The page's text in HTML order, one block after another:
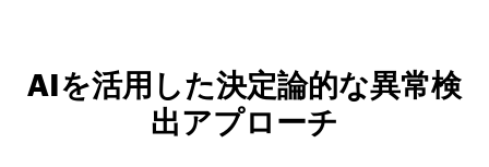
AIを活用した決定論的な異常検
出アプローチ